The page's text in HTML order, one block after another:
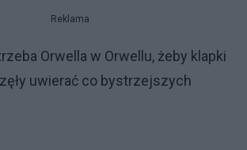
Reklama
Orwella w Orwellu, żeby klapki
uwierać co bystrzejszych